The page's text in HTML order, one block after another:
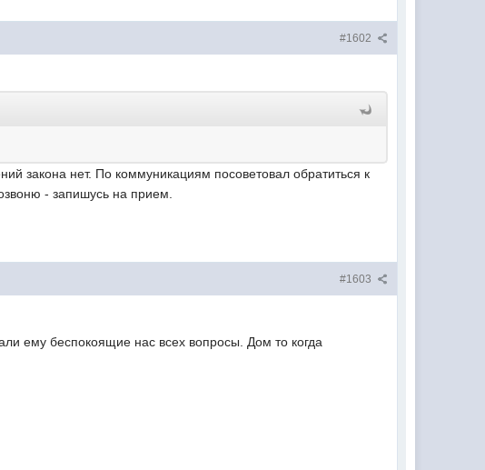
#1602
закона нет. По коммуникациям посоветовал обратиться к
- запишусь на прием.
#1603
ему беспокоящие нас всех вопросы. Дом то когда